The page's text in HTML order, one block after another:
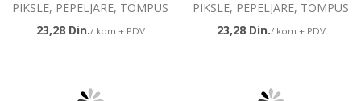
PIKSLE, PEPELJARE, TOMPUS
23,28 Din./ kom + PDV
PIKSLE, PEPELJARE, TOMPUS
23,28 Din./ kom + PDV